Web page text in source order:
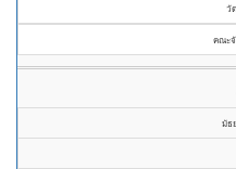
วั
คณะจั
มัธ